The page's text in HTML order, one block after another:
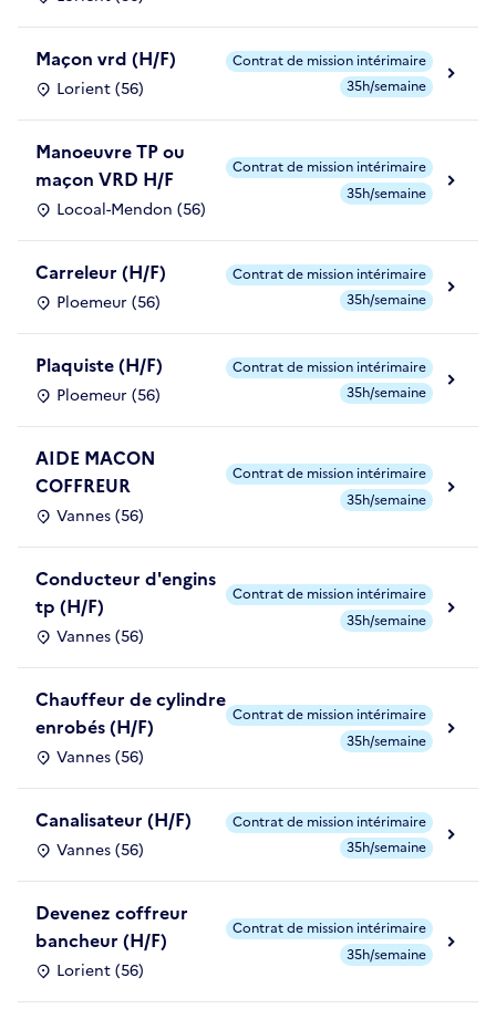
Maçon vrd (H/F)
Lorient (56)
Contrat de mission intérimaire
35h/semaine
Manoeuvre TP ou
maçon VRD H/F
Locoal-Mendon (56)
Contrat de mission intérimaire
35h/semaine
Carreleur (H/F)
Ploemeur (56)
Contrat de mission intérimaire
35h/semaine
Plaquiste (H/F)
Ploemeur (56)
Contrat de mission intérimaire
35h/semaine
AIDE MACON
COFFREUR
Vannes (56)
Contrat de mission intérimaire
35h/semaine
Conducteur d'engins
tp (H/F)
Vannes (56)
Contrat de mission intérimaire
35h/semaine
Chauffeur de cylindre
enrobés (H/F)
Vannes (56)
Contrat de mission intérimaire
35h/semaine
Canalisateur (H/F)
Vannes (56)
Contrat de mission intérimaire
35h/semaine
Devenez coffreur
bancheur (H/F)
Lorient (56)
Contrat de mission intérimaire
35h/semaine